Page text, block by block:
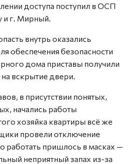
доступа поступил в ОСП
и г. Мирный.
внутрь оказались
обеспечения безопасности
дома приставы получили
вскрытие двери.
в присутствии понятых,
начались работы
хозяйка квартиры всё же
провели отключение
работать пришлось в масках —
неприятный запах из-за